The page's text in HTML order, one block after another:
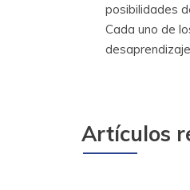
posibilidades
Cada uno de
desaprendizaje
Artículos